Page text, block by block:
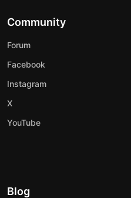
Community
Forum
Facebook
Instagram
X
YouTube
Blog